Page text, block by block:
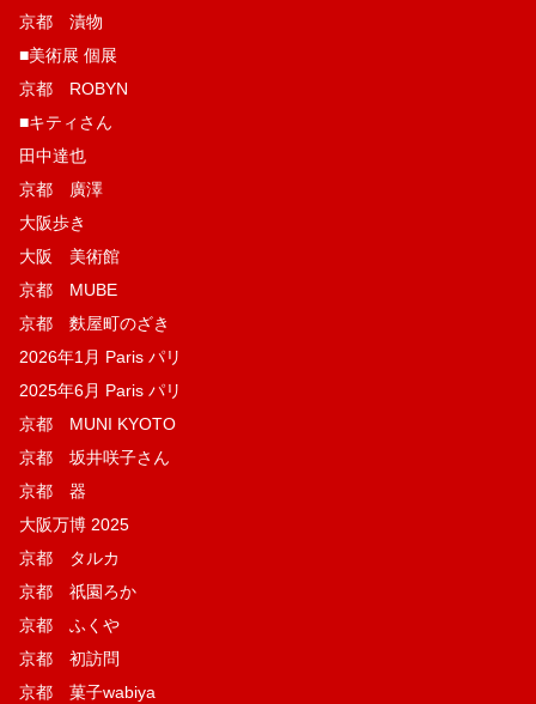
京都 漬物
■美術展 個展
京都 ROBYN
■キティさん
田中達也
京都 廣澤
大阪歩き
大阪 美術館
京都 MUBE
京都 麩屋町のざき
2026年1月 Paris パリ
2025年6月 Paris パリ
京都 MUNI KYOTO
京都 坂井咲子さん
京都 器
大阪万博 2025
京都 タルカ
京都 祇園ろか
京都 ふくや
京都 初訪問
京都 菓子wabiya